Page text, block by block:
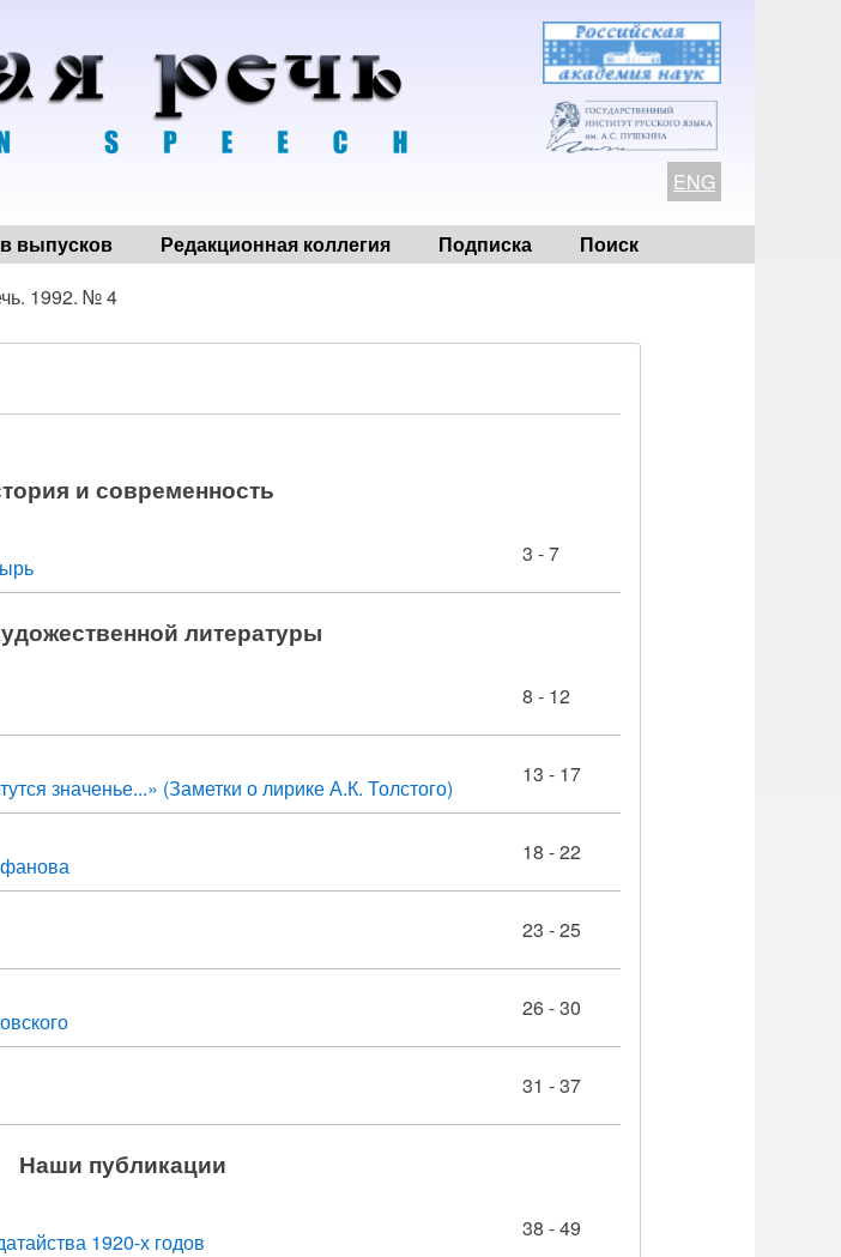
ENG
выпусков Редакционная коллегия Подписка Поиск
1992. № 4
и современность
3 - 7
литературы
8 - 12
значенье...» (Заметки о лирике А.К. Толстого)
13 - 17
18 - 22
23 - 25
26 - 30
31 - 37
Наши публикации
1920-х годов
38 - 49